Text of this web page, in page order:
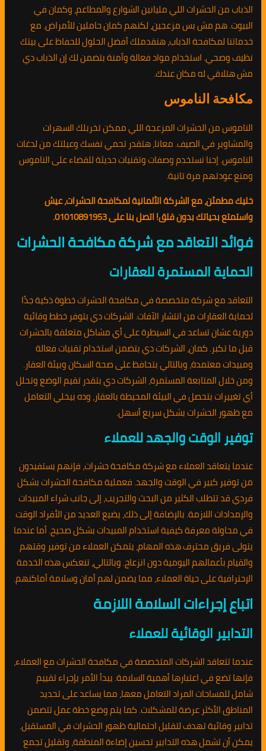
الذباب من الحشرات اللي مليانين الشوارع والمطاعم، وكمان في
البيوت. هم مش بس مزعجين، لكنهم كمان حاملين للأمراض. مع
خدماتنا لمكافحة الذباب، هنقدملك أفضل الحلول للحفاظ على بيتك
نظيف وصحي. استخدام مواد فعالة وآمنة بتضمن لك إن الذباب دي
مش هتلاقي له مكان عندك.
مكافحة الناموس
الناموس من الحشرات المزعجة اللي ممكن تخربلك السهرات
والمشاوير في الصيف. معانا، هتقدر تحمي نفسك وعيلتك من لدغات
الناموس. إحنا نستخدم وصفات وتقنيات حديثة للقضاء على الناموس
ومنع عودتهم مرة تانية.
خليك مطمئن، مع الشركة الألمانية لمكافحة الحشرات، عيش
واستمتع بحياتك بدون قلق! اتصل بنا على 01010891953.
فوائد التعاقد مع شركة مكافحة الحشرات
الحماية المستمرة للعقارات
التعاقد مع شركة متخصصة في مكافحة الحشرات خطوة ذكية جدًا
لحماية العقارات من انتشار الآفات. الشركات دي بتوفر خطط وقائية
دورية عشان تساعد في السيطرة على أي مشاكل متعلقة بالحشرات
قبل ما تكبر. كمان، الشركات دي بتضمن استخدام تقنيات فعالة
ومبيدات معتمدة، وبالتالي بتحافظ على صحة السكان وبيئة العقار.
ومن خلال المتابعة المستمرة، الشركات دي بتقدر تقيم الوضع وتحلل
أي تغييرات بتحصل في البيئة المحيطة بالعقار، وده بيخلي التعامل
مع ظهور الحشرات بشكل سريع أسهل.
توفير الوقت والجهد للعملاء
عندما يتعاقد العملاء مع شركة مكافحة حشرات، فإنهم يستفيدون
من توفير كبير في الوقت والجهد. فعملية مكافحة الحشرات بشكل
فردي قد تتطلب الكثير من البحث والتجريب، إلى جانب شراء المبيدات
والإمدادات اللازمة. بالإضافة إلى ذلك، يضيع العديد من الأفراد الوقت
في محاولة معرفة كيفية استخدام المبيدات بشكل صحيح. أما عندما
يتولى فريق محترف هذه المهام، يتمكن العملاء من توفير وقتهم
والقيام بأعمالهم اليومية دون انزعاج. وبالتالي، تنعكس هذه الخدمة
الإحترافية على حياة العملاء، مما يضمن لهم أمان وسلامة أماكنهم.
اتباع إجراءات السلامة اللازمة
التدابير الوقائية للعملاء
عندما تتعاقد الشركات المتخصصة في مكافحة الحشرات مع العملاء،
فإنها تضع في اعتبارها أهمية السلامة. يبدأ الأمر بإجراء تقييم
شامل للمساحات المراد التعامل معها، مما يساعد على تحديد
المناطق الأكثر عرضة للمشكلات. كما يتم وضع خطة عمل تتضمن
تدابير وقائية تهدف لتقليل احتمالية ظهور الحشرات في المستقبل.
يمكن أن تشمل هذه التدابير تحسين إضاءة المنطقة، وتقليل تجمع